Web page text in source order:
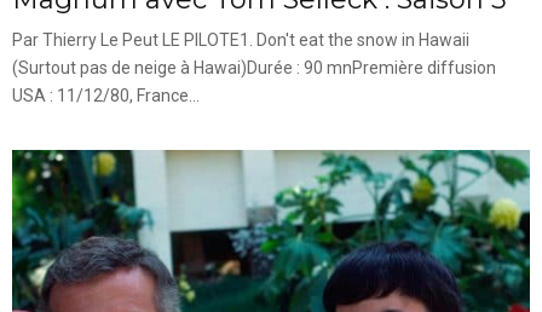
Par Thierry Le Peut LE PILOTE1. Don't eat the snow in Hawaii
(Surtout pas de neige à Hawai)Durée : 90 mnPremière diffusion
USA : 11/12/80, France...